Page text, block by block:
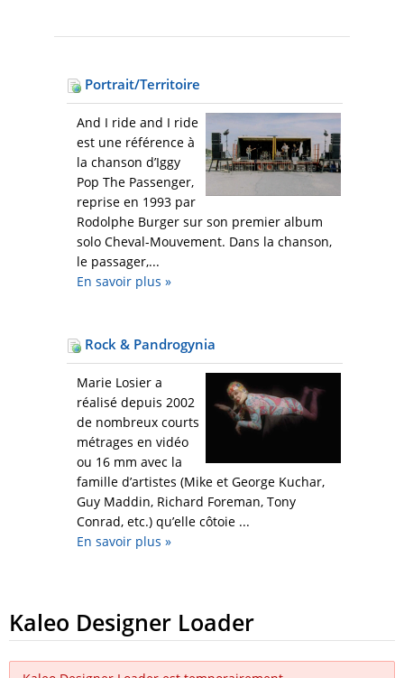
Portrait/Territoire
And I ride and I ride
est une référence à
la chanson d’Iggy
Pop The Passenger,
reprise en 1993 par
Rodolphe Burger sur son premier album
solo Cheval-Mouvement. Dans la chanson,
le passager,...
En savoir plus »
Rock & Pandrogynia
Marie Losier a
réalisé depuis 2002
de nombreux courts
métrages en vidéo
ou 16 mm avec la
famille d’artistes (Mike et George Kuchar,
Guy Maddin, Richard Foreman, Tony
Conrad, etc.) qu’elle côtoie ...
En savoir plus »
Kaleo Designer Loader